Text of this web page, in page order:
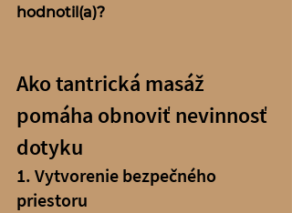
hodnotil(a)?
Ako tantrická masáž
pomáha obnoviť nevinnosť
dotyku
1. Vytvorenie bezpečného
priestoru